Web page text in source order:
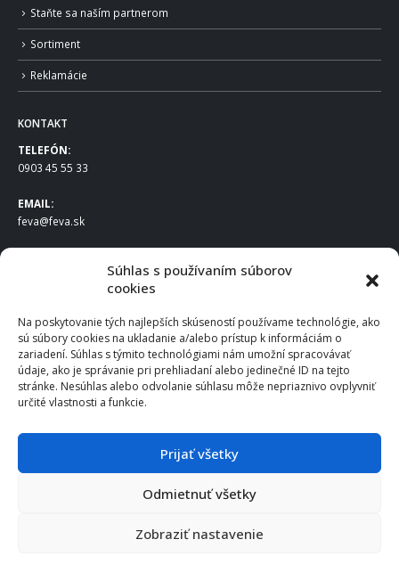
Súhlas s používaním súborov
cookies
Na poskytovanie tých najlepších skúseností používame technológie, ako
sú súbory cookies na ukladanie a/alebo prístup k informáciám o
zariadení. Súhlas s týmito technológiami nám umožní spracovávať
údaje, ako je správanie pri prehliadaní alebo jedinečné ID na tejto
stránke. Nesúhlas alebo odvolanie súhlasu môže nepriaznivo ovplyvniť
určité vlastnosti a funkcie.
Prijať všetky
Odmietnuť všetky
Zobraziť nastavenie
Staňte sa naším partnerom
Sortiment
Reklamácie
KONTAKT
TELEFÓN:
0903 45 55 33
EMAIL:
feva@feva.sk
FEVA Slovakia SK s.r.o.
831 04 Bratislava
IČO: 50922688
DIČ: 2120539388
IČ DPH: SK2120539388
Po – Pia: 8:00 – 16:30